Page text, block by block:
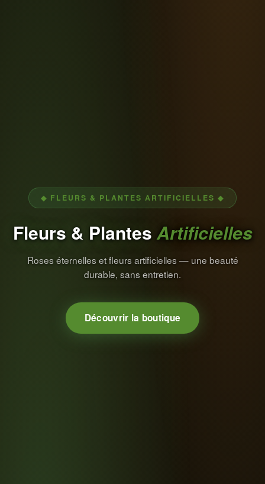
◆ FLEURS & PLANTES ARTIFICIELLES ◆
Fleurs & Plantes Artificielles
Roses éternelles et fleurs artificielles — une beauté
durable, sans entretien.
Découvrir la boutique